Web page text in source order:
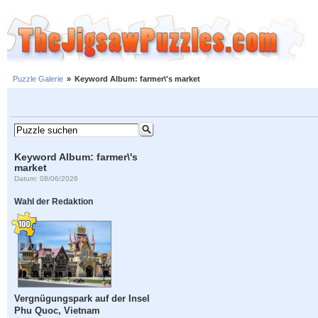
Puzzle Galerie » Keyword Album: farmer\'s market
Keyword Album: farmer\'s
market
Datum: 08/06/2026
Wahl der Redaktion
Vergnügungspark auf der Insel
Phu Quoc, Vietnam